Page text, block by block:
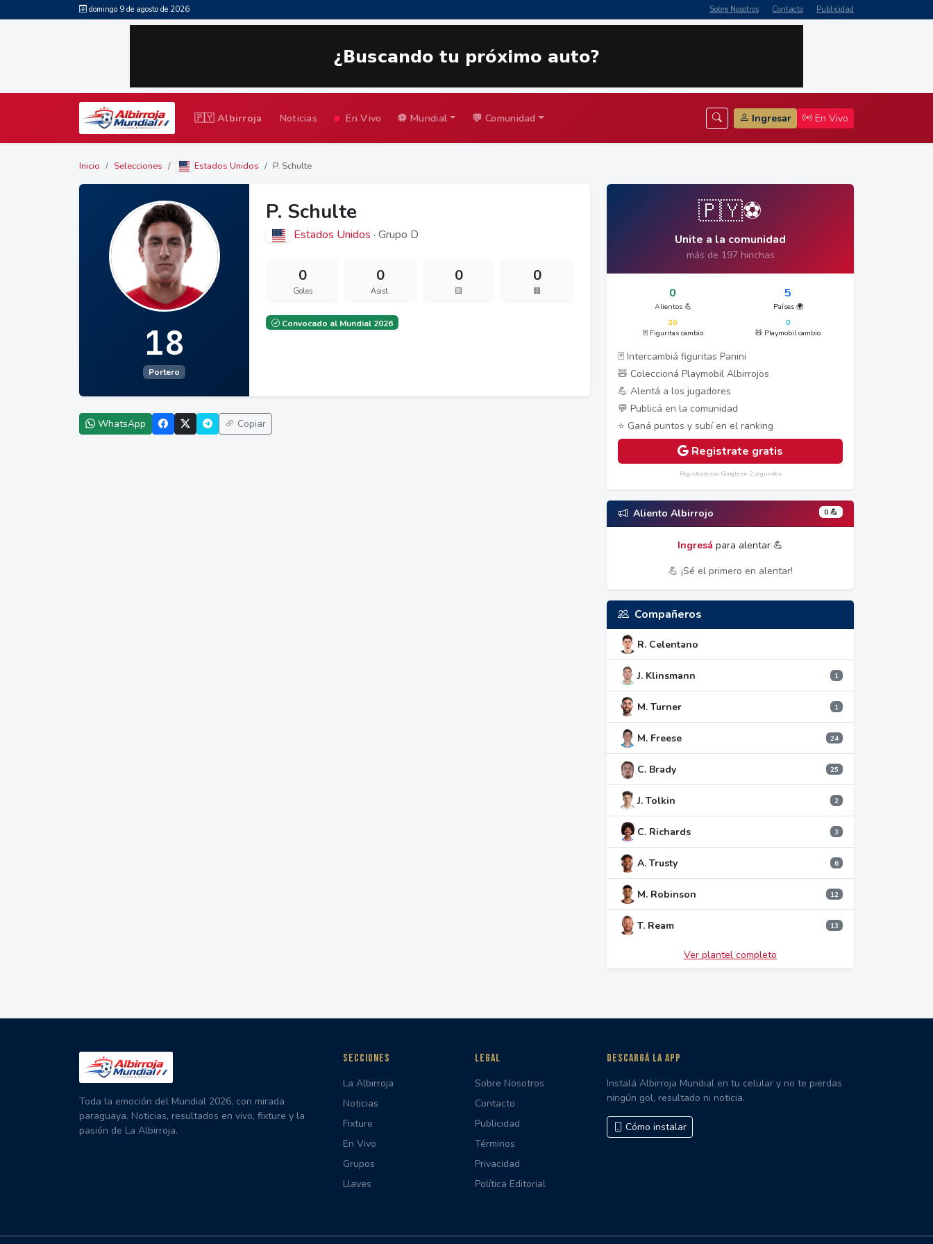
domingo 9 de agosto de 2026 Sobre Nosotros Contacto Publicidad
🇵🇾 Albirroja Noticias En Vivo ⚽ Mundial 💬 Comunidad Ingresar En Vivo
Inicio Selecciones Estados Unidos P. Schulte
18
Portero
P. Schulte
Estados Unidos · Grupo D
0
Goles
0
Asist.
0
🟨
0
🟥
Convocado al Mundial 2026
WhatsApp Copiar
🇵🇾⚽
Unite a la comunidad
más de 197 hinchas
0
Alientos 💪
5
Países 🌍
20
🃏 Figuritas cambio
0
🧸 Playmobil cambio
🃏 Intercambiá figuritas Panini
🧸 Coleccioná Playmobil Albirrojos
💪 Alentá a los jugadores
💬 Publicá en la comunidad
⭐ Ganá puntos y subí en el ranking
Registrate gratis
Registrate con Google en 2 segundos
Aliento Albirrojo 0 💪
Ingresá para alentar 💪
💪 ¡Sé el primero en alentar!
Compañeros
R. Celentano
J. Klinsmann 1
M. Turner 1
M. Freese 24
C. Brady 25
J. Tolkin 2
C. Richards 3
A. Trusty 6
M. Robinson 12
T. Ream 13
Ver plantel completo
Toda la emoción del Mundial 2026, con mirada
paraguaya. Noticias, resultados en vivo, fixture y la
pasión de La Albirroja.
SECCIONES
La Albirroja
Noticias
Fixture
En Vivo
Grupos
Llaves
LEGAL
Sobre Nosotros
Contacto
Publicidad
Términos
Privacidad
Política Editorial
DESCARGÁ LA APP
Instalá Albirroja Mundial en tu celular y no te pierdas
ningún gol, resultado ni noticia.
Cómo instalar